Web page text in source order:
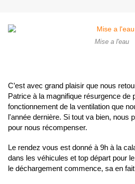
Mise a l'eau
C’est avec grand plaisir que nous
Patrice à la magnifique résurgence de
fonctionnement de la ventilation que
l'année dernière. Si tout va bien, nous
pour nous récompenser.
Le rendez vous est donné à 9h à la
dans les véhicules et top départ pour
le déchargement commence, sa en